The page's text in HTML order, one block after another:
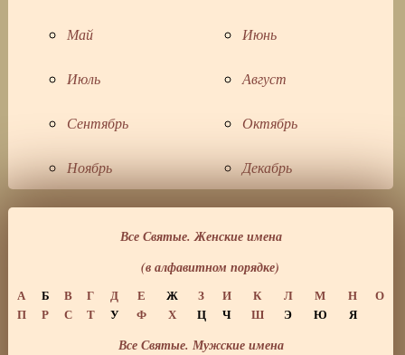
Май Июнь
Июль Август
Сентябрь Октябрь
Ноябрь Декабрь
Все Святые. Женские имена
(в алфавитном порядке)
А Б В Г Д Е Ж З И К Л М Н
О
П
Р С Т У Ф Х Ц Ч Ш Э Ю Я
Все Святые. Мужские имена